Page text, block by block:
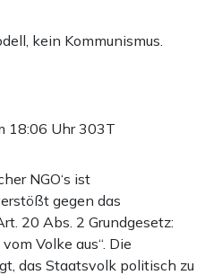
Amadeu-Antonio-Stiftung
und
Politiker wie die mit der
sympathisierende Jenaer
König-Preuss hatten dies
dieses Institut den
wollten.
Rede mehr. Dafür hat
einen Mann zum Chef des
kein Kommunismus.
18:06 Uhr303T
NGO‘s ist
gegen das
20 Abs. 2 Grundgesetz:
Volke aus“. Die
das Staatsvolk politisch zu